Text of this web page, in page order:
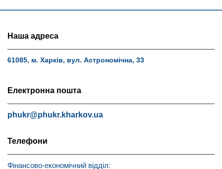
Наша адреса
61085, м. Харків, вул. Астрономічна, 33
Електронна пошта
phukr@phukr.kharkov.ua
Телефони
Фінансово-економічний відділ: